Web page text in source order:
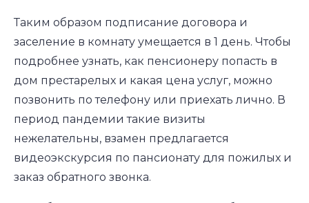
Таким образом подписание договора и
заселение в комнату умещается в 1 день. Чтобы
подробнее узнать, как пенсионеру попасть в
дом престарелых и какая цена услуг, можно
позвонить по телефону или приехать лично. В
период пандемии такие визиты
нежелательны, взамен предлагается
видеоэкскурсия по пансионату для пожилых и
заказ обратного звонка.